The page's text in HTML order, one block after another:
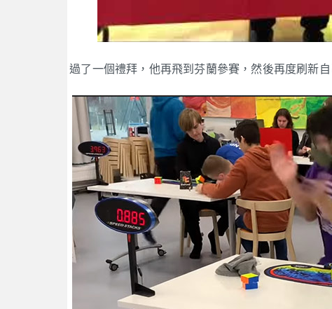
過了一個禮拜，他再飛到芬蘭參賽，然後再度刷新